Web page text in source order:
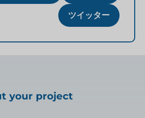
ツイッター
your project